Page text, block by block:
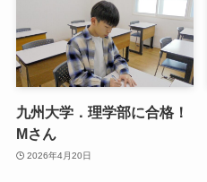
九州大学．理学部に合格！
Mさん
2026年4月20日